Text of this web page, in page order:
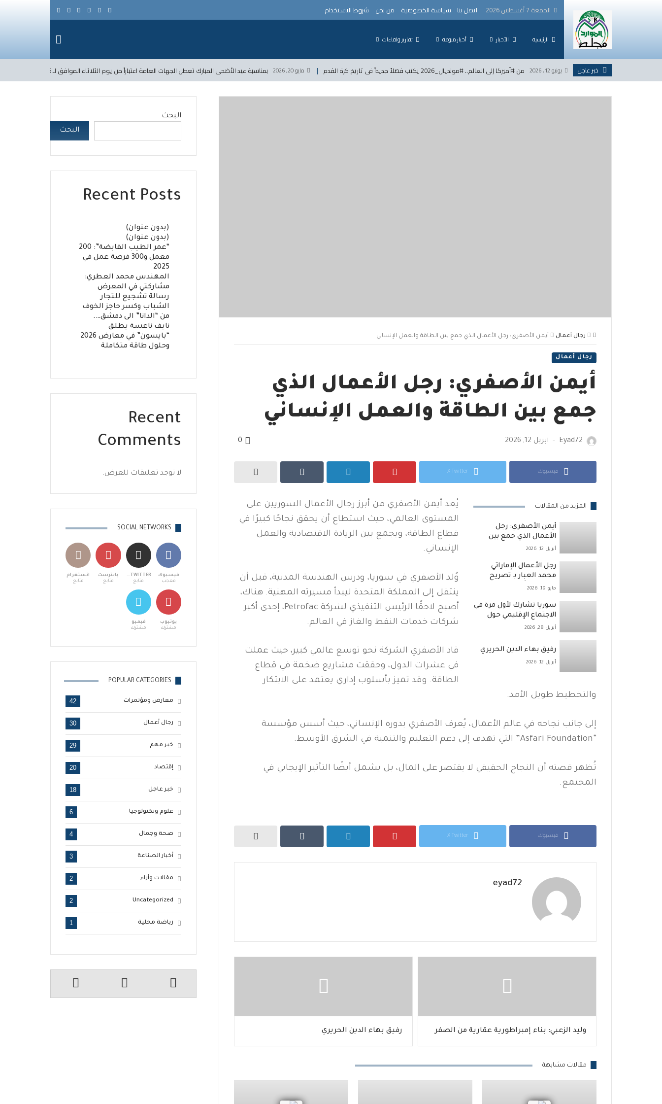
الجمعة 7 أغسطس 2026 اتصل بنا سياسة الخصوصية من نحن شروط الاستخدام
الرئيسية الأخبار أخبار منوعة تقارير ولقاءات
خبر عاجل يونيو 12, 2026 من #أميركا إلى العالم.. #مونديال_2026 يكتب فصلاً جديداً في تاريخ كرة القدم مايو 20, 2026 بمناسبة عيد الأضحى المبارك تعطل الجهات العامة اعتباراً من يوم الثلاثاء الموافق لـ 2026/5/26 حتى يوم السبت الواقع في 2026/5/30 ضمناً.
رجال أعمال أيمن الأصفري: رجل الأعمال الذي جمع بين الطاقة والعمل الإنساني
رجال أعمال
أيمن الأصفري: رجل الأعمال الذي
جمع بين الطاقة والعمل الإنساني
Eyad72
— أبريل 12, 2026 0
فيسبوك X Twitter
المزيد من المقالات
أيمن الأصفري: رجل
الأعمال الذي جمع بين
الطاقة والعمل الإنساني
أبريل 12, 2026
رجل الأعمال الإماراتي
محمد العبار بـ تصريح
حديث قائلاً :
مايو 19, 2026
سوريا تشارك لأول مرة في
الاجتماع الإقليمي حول
التقييمات البيئية العابرة
أبريل 28, 2026
رفيق بهاء الدين الحريري
أبريل 12, 2026
يُعد أيمن الأصفري من أبرز رجال الأعمال السوريين على
المستوى العالمي، حيث استطاع أن يحقق نجاحًا كبيرًا في
قطاع الطاقة، ويجمع بين الريادة الاقتصادية والعمل
الإنساني.
وُلد الأصفري في سوريا، ودرس الهندسة المدنية، قبل أن
ينتقل إلى المملكة المتحدة ليبدأ مسيرته المهنية. هناك،
أصبح لاحقًا الرئيس التنفيذي لشركة Petrofac، إحدى أكبر
شركات خدمات النفط والغاز في العالم.
قاد الأصفري الشركة نحو توسع عالمي كبير، حيث عملت
في عشرات الدول، وحققت مشاريع ضخمة في قطاع
الطاقة. وقد تميز بأسلوب إداري يعتمد على الابتكار
والتخطيط طويل الأمد.
إلى جانب نجاحه في عالم الأعمال، يُعرف الأصفري بدوره الإنساني، حيث أسس مؤسسة
“Asfari Foundation” التي تهدف إلى دعم التعليم والتنمية في الشرق الأوسط.
تُظهر قصته أن النجاح الحقيقي لا يقتصر على المال، بل يشمل أيضًا التأثير الإيجابي في
المجتمع.
فيسبوك X Twitter
eyad72
وليد الزعبي: بناء إمبراطورية عقارية من الصفر رفيق بهاء الدين الحريري
مقالات مشابهة
البحث
البحث
Recent Posts
(بدون عنوان)
(بدون عنوان)
“عمر الطيب القابضة”: 200
معمل و300 فرصة عمل في
2025
المهندس محمد العطري:
مشاركتي في المعرض
رسالة تشجيع للتجار
الشباب وكسر حاجز الخوف
من “الدانا” الى دمشق….
نايف ناعسة يطلق
“بايسون” في معارض 2026
وحلول طاقة متكاملة
Recent
Comments
لا توجد تعليقات للعرض.
SOCIAL NETWORKS
فيسبوك
معجب
X TWITTER
متابع
بانترست
متابع
انستغرام
متابع
يوتيوب
مشترك
فيميو
مشترك
POPULAR CATEGORIES
معارض ومؤتمرات 42
رجال أعمال 30
خبر مهم 29
إقتصاد 20
خبر عاجل 18
علوم وتكنولوجيا 6
صحة وجمال 4
أخبار الصناعة 3
مقالات وآراء 2
Uncategorized
2
رياضة محلية 1